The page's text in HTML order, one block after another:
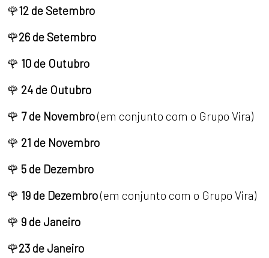
🌹12 de Setembro
🌹26 de Setembro
🌹 10 de Outubro
🌹 24 de Outubro
🌹 7 de Novembro(em conjunto com o Grupo Vira)
🌹 21 de Novembro
🌹 5 de Dezembro
🌹 19 de Dezembro(em conjunto com o Grupo Vira)
🌹 9 de Janeiro
🌹23 de Janeiro